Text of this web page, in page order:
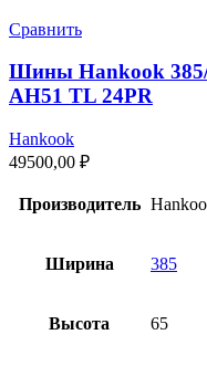
Сравнить
Шины Hankook 385/
AH51 TL 24PR
Hankook
49500,00 ₽
Производитель
Ширина 385
Высота 65